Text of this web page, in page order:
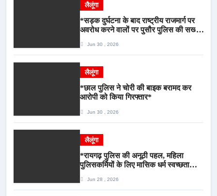
लैलूंगा
*सड़क दुर्घटना के बाद राष्ट्रीय राजमार्ग पर
अवरोध करने वालों पर पुसौर पुलिस की सख्त
Jun 30 , 2026
लैलूंगा
*छाल पुलिस ने चोरी की बाइक बरामद कर
आरोपी को किया गिरफ्तार*
Jun 30 , 2026
लैलूंगा
*रायगढ़ पुलिस की अनूठी पहल, महिला
पुलिसकर्मियों के लिए मासिक धर्म स्वच्छता
Jun 28 , 2026